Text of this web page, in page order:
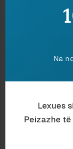
Na
Lexues
Peizazhe